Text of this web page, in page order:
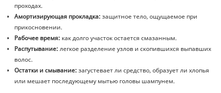
проходах.
Амортизирующая прокладка: защитное тело, ощущаемое при
прикосновении.
Рабочее время: как долго участок остается смазанным.
Распутывание: легкое разделение узлов и скопившихся выпавших
волос.
Остатки и смывание: загустевает ли средство, образует ли хлопья
или мешает последующему мытью головы шампунем.